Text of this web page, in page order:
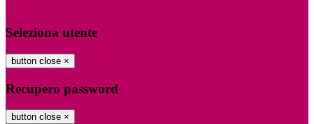
Seleziona utente
button close ×
Recupero password
button close ×